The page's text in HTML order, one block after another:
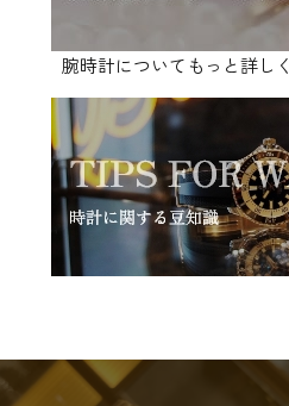
腕時計についてもっと詳し